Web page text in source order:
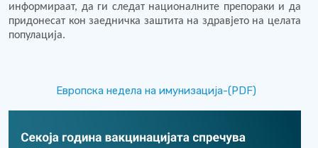
информираат, да ги следат националните препораки и да
придонесат кон заедничка заштита на здравјето на целата
популација.
Европска недела на имунизација-(PDF)